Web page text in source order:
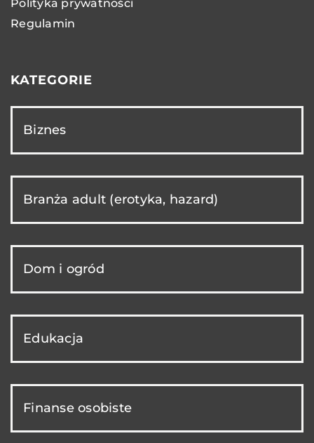
Polityka prywatności
Regulamin
KATEGORIE
Biznes
Branża adult (erotyka, hazard)
Dom i ogród
Edukacja
Finanse osobiste